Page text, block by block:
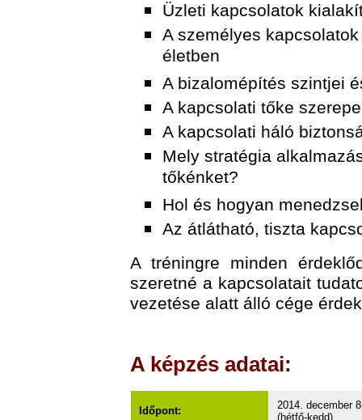
Üzleti kapcsolatok
A személyes
életben
A bizalomépítés szintjei
A kapcsolati tőke
A kapcsolati háló
Mely stratégia
tőkénket?
Hol és hogyan
Az átlátható, tiszta
A tréningre minden
szeretné a kapcsolatait
vezetése alatt álló cége
A képzés adatai:
Időpont:
2014. december
(hétfő-kedd)